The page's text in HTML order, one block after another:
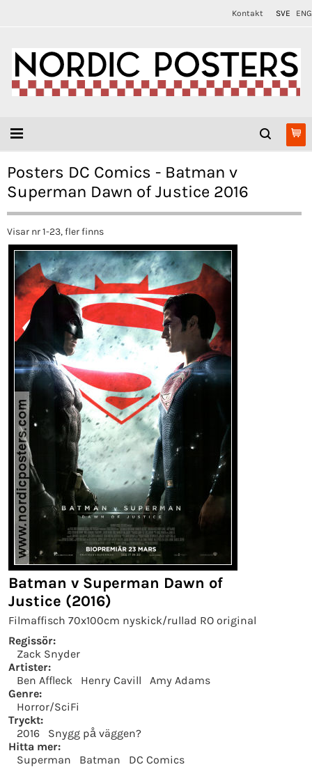
Kontakt SVE ENG
Posters DC Comics - Batman v
Superman Dawn of Justice 2016
Visar nr 1-23, fler finns
Batman v Superman Dawn of
Justice (2016)
Filmaffisch 70x100cm nyskick/rullad RO original
Regissör:
Zack Snyder
Artister:
Ben Affleck
Henry Cavill
Amy Adams
Genre:
Horror/SciFi
Tryckt:
2016
Snygg på väggen?
Hitta mer:
Superman
Batman DC Comics